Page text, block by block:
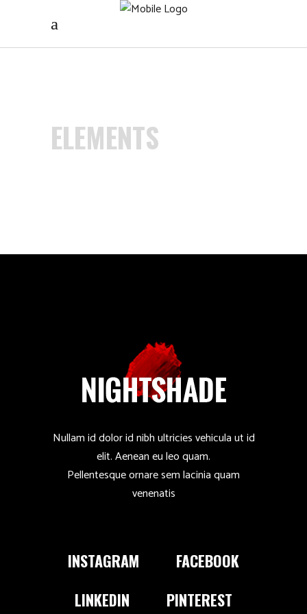
ELEMENTS
Nullam id dolor id nibh ultricies vehicula ut id
elit. Aenean eu leo quam.
Pellentesque ornare sem lacinia quam
venenatis
INSTAGRAM
FACEBOOK
LINKEDIN
PINTEREST